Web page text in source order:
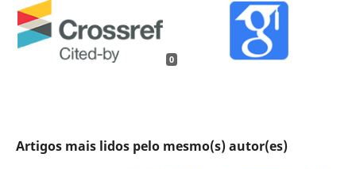
0
Artigos mais lidos pelo mesmo(s) autor(es)